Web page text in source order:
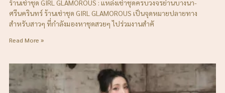
ร้านเช่าชุด GIRL GLAMOROUS : แหล่งเช่าชุดครบวงจรย่านบางนา-
ศรีนครินทร์ ร้านเช่าชุด GIRL GLAMOROUS เป็นจุดหมายปลายทาง
สำหรับสาวๆ ที่กำลังมองหาชุดสวยๆ ไปร่วมงานสำคั
Read More »